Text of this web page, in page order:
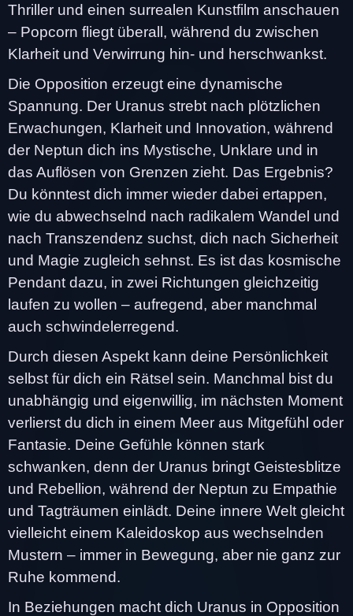
Thriller und einen surrealen Kunstfilm anschauen
– Popcorn fliegt überall, während du zwischen
Klarheit und Verwirrung hin- und herschwankst.
Die Opposition erzeugt eine dynamische
Spannung. Der Uranus strebt nach plötzlichen
Erwachungen, Klarheit und Innovation, während
der Neptun dich ins Mystische, Unklare und in
das Auflösen von Grenzen zieht. Das Ergebnis?
Du könntest dich immer wieder dabei ertappen,
wie du abwechselnd nach radikalem Wandel und
nach Transzendenz suchst, dich nach Sicherheit
und Magie zugleich sehnst. Es ist das kosmische
Pendant dazu, in zwei Richtungen gleichzeitig
laufen zu wollen – aufregend, aber manchmal
auch schwindelerregend.
Durch diesen Aspekt kann deine Persönlichkeit
selbst für dich ein Rätsel sein. Manchmal bist du
unabhängig und eigenwillig, im nächsten Moment
verlierst du dich in einem Meer aus Mitgefühl oder
Fantasie. Deine Gefühle können stark
schwanken, denn der Uranus bringt Geistesblitze
und Rebellion, während der Neptun zu Empathie
und Tagträumen einlädt. Deine innere Welt gleicht
vielleicht einem Kaleidoskop aus wechselnden
Mustern – immer in Bewegung, aber nie ganz zur
Ruhe kommend.
In Beziehungen macht dich Uranus in Opposition